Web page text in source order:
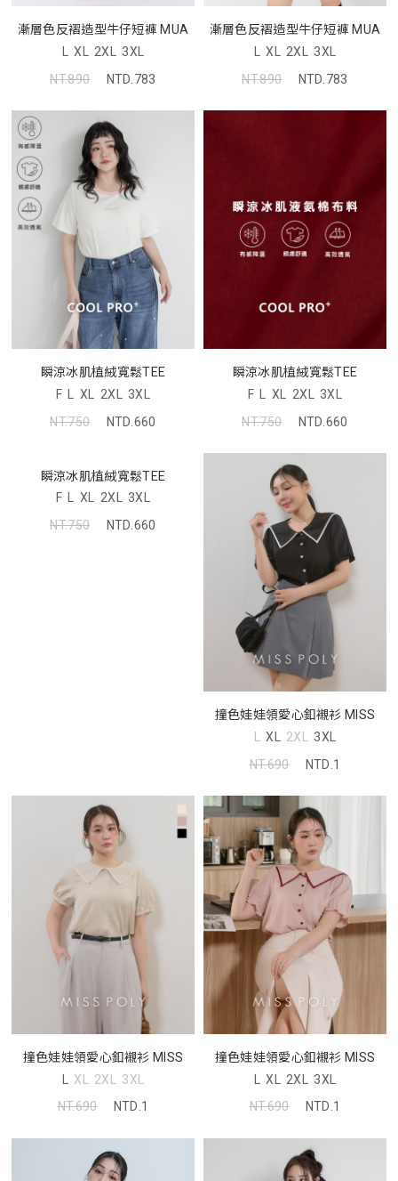
漸層色反褶造型牛仔短褲 MUA
L XL 2XL 3XL
NT.890
NTD.783
漸層色反褶造型牛仔短褲 MUA
L XL 2XL 3XL
NT.890
NTD.783
瞬涼冰肌植絨寬鬆TEE
F L XL 2XL 3XL
NT.750
NTD.660
瞬涼冰肌植絨寬鬆TEE
F L XL 2XL 3XL
NT.750
NTD.660
瞬涼冰肌植絨寬鬆TEE
F L XL 2XL 3XL
NT.750
NTD.660
撞色娃娃領愛心釦襯衫 MISS
L XL 2XL 3XL
NT.690
NTD.1
撞色娃娃領愛心釦襯衫 MISS
L XL 2XL 3XL
NT.690
NTD.1
撞色娃娃領愛心釦襯衫 MISS
L XL 2XL 3XL
NT.690
NTD.1